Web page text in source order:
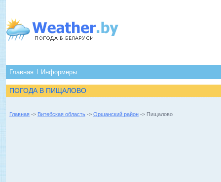
Главная Информеры
ПОГОДА В ПИЩАЛОВО
Главная -> Витебская область -> Оршанский район -> Пищалово